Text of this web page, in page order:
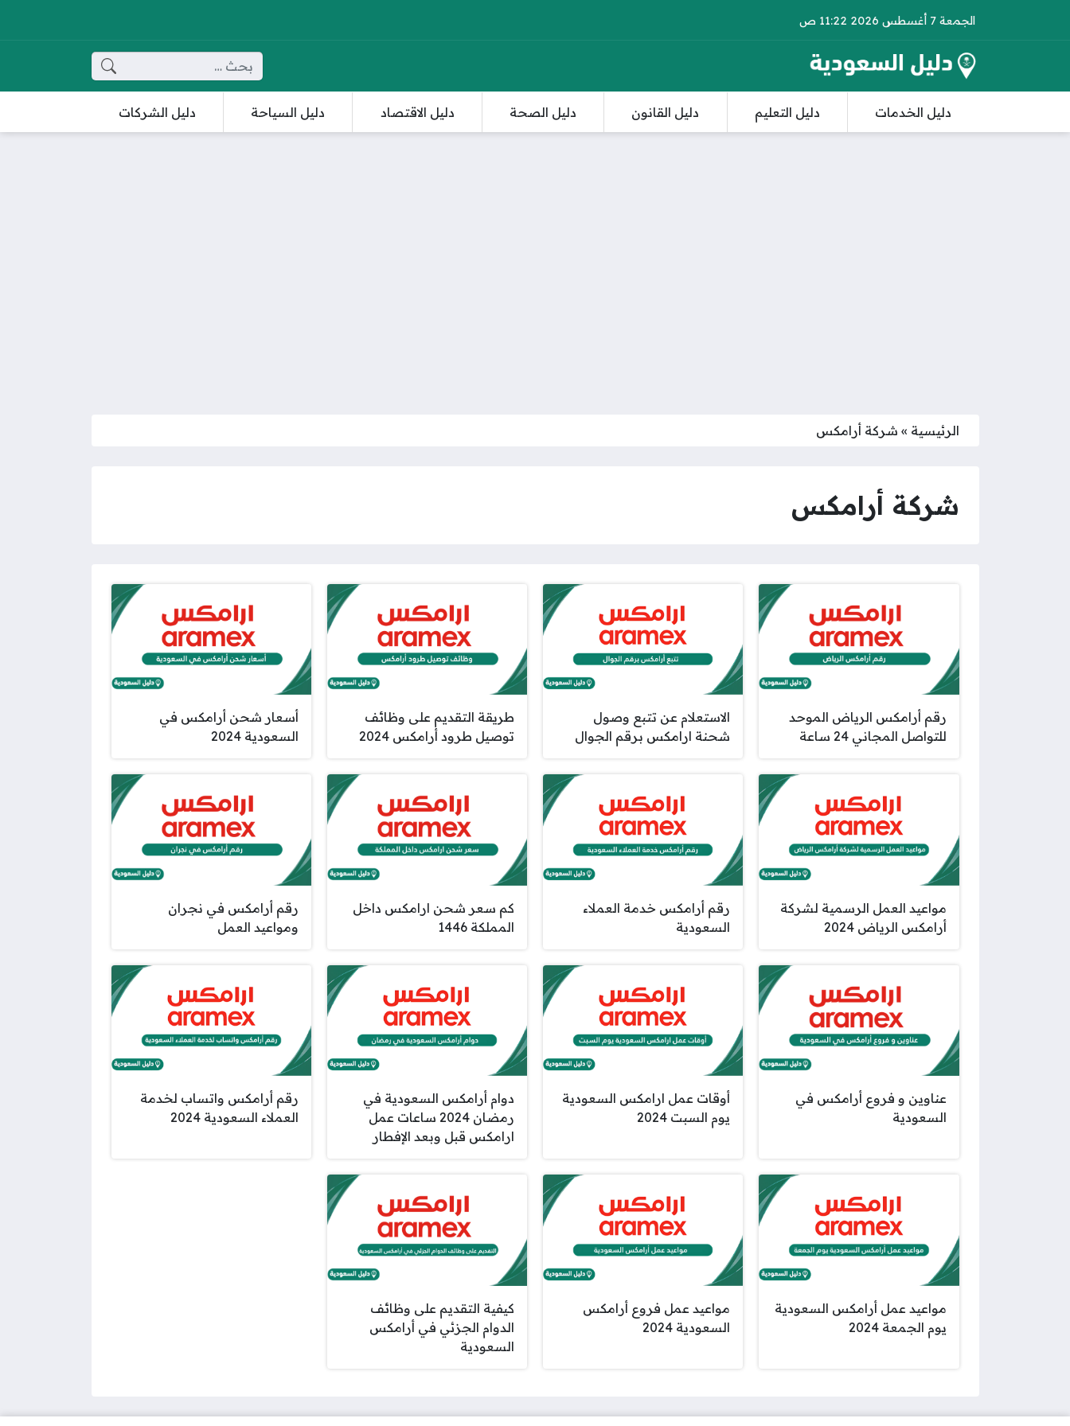
الجمعة 7 أغسطس 2026 11:22 ص
البحث عن:
دليل الخدمات دليل التعليم دليل القانون دليل الصحة دليل الاقتصاد دليل السياحة دليل الشركات
الرئيسية » شركة أرامكس
شركة أرامكس
رقم أرامكس الرياض الموحد
للتواصل المجاني 24 ساعة
الاستعلام عن تتبع وصول
شحنة ارامكس برقم الجوال
طريقة التقديم على وظائف
توصيل طرود أرامكس 2024
أسعار شحن أرامكس في
السعودية 2024
مواعيد العمل الرسمية لشركة
أرامكس الرياض 2024
رقم أرامكس خدمة العملاء
السعودية
كم سعر شحن ارامكس داخل
المملكة 1446
رقم أرامكس في نجران
ومواعيد العمل
عناوين و فروع أرامكس في
السعودية
أوقات عمل ارامكس السعودية
يوم السبت 2024
دوام أرامكس السعودية في
رمضان 2024 ساعات عمل
ارامكس قبل وبعد الإفطار
رقم أرامكس واتساب لخدمة
العملاء السعودية 2024
مواعيد عمل أرامكس السعودية
يوم الجمعة 2024
مواعيد عمل فروع أرامكس
السعودية 2024
كيفية التقديم على وظائف
الدوام الجزئي في أرامكس
السعودية